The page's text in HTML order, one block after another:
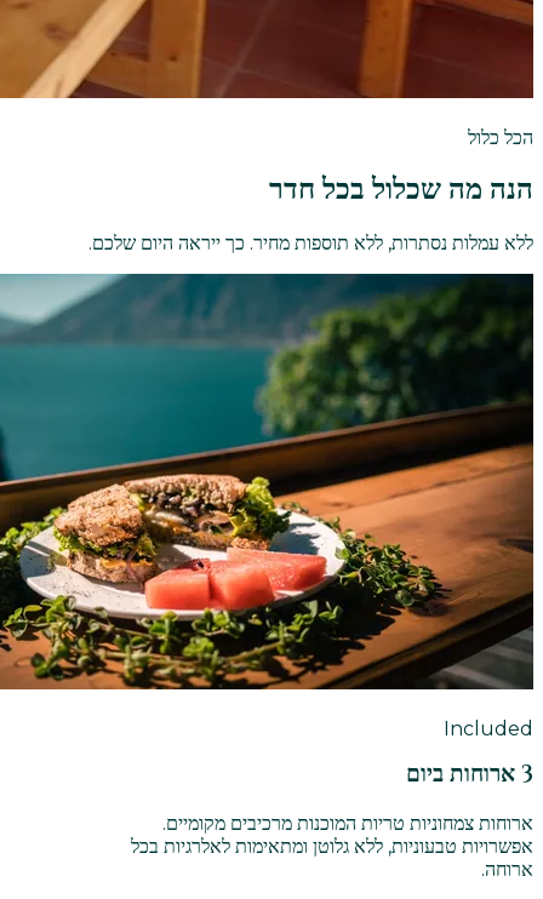
הכל כלול
הנה מה שכלול בכל חדר
ללא עמלות נסתרות, ללא תוספות מחיר. כך ייראה היום שלכם.
Included
3 ארוחות ביום
ארוחות צמחוניות טריות המוכנות מרכיבים מקומיים.
אפשרויות טבעוניות, ללא גלוטן ומתאימות לאלרגיות בכל
ארוחה.